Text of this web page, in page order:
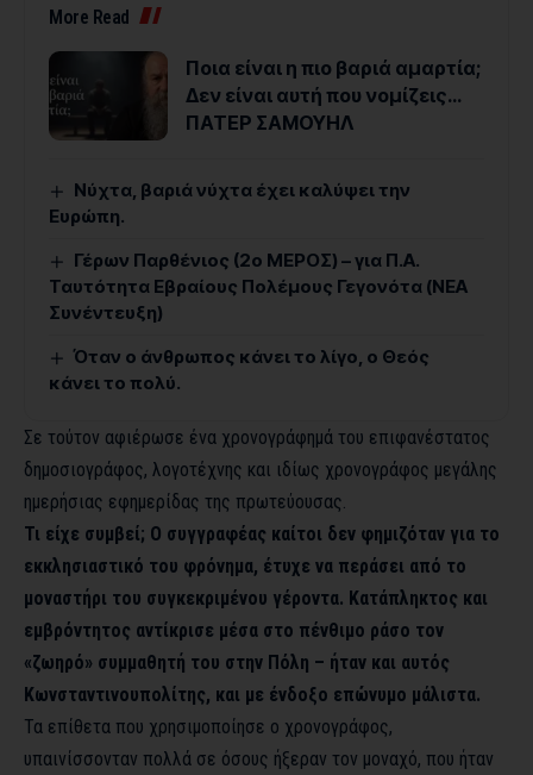
More Read
Ποια είναι η πιο βαριά αμαρτία;
Δεν είναι αυτή που νομίζεις…
ΠΑΤΕΡ ΣΑΜΟΥΗΛ
Νύχτα, βαριά νύχτα έχει καλύψει την
Ευρώπη.
Γέρων Παρθένιος (2ο ΜΕΡΟΣ) – για Π.Α.
Ταυτότητα Εβραίους Πολέμους Γεγονότα (ΝΕΑ
Συνέντευξη)
Όταν ο άνθρωπος κάνει το λίγο, ο Θεός
κάνει το πολύ.
Σε τούτον αφιέρωσε ένα χρονογράφημά του επιφανέστατος
δημοσιογράφος, λογοτέχνης και ιδίως χρονογράφος μεγάλης
ημερήσιας εφημερίδας της πρωτεύουσας.
Τι είχε συμβεί; Ο συγγραφέας καίτοι δεν φημιζόταν για το
εκκλησιαστικό του φρόνημα, έτυχε να περάσει από το
μοναστήρι του συγκεκριμένου γέροντα. Κατάπληκτος και
εμβρόντητος αντίκρισε μέσα στο πένθιμο ράσο τον
«ζωηρό» συμμαθητή του στην Πόλη – ήταν και αυτός
Κωνσταντινουπολίτης, και με ένδοξο επώνυμο μάλιστα.
Τα επίθετα που χρησιμοποίησε ο χρονογράφος,
υπαινίσσονταν πολλά σε όσους ήξεραν τον μοναχό, που ήταν